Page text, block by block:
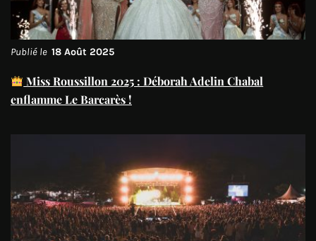
Publié le 18 Août 2025
Miss Roussillon 2025 : Déborah Adelin Chabal
enflamme Le Barcarès !